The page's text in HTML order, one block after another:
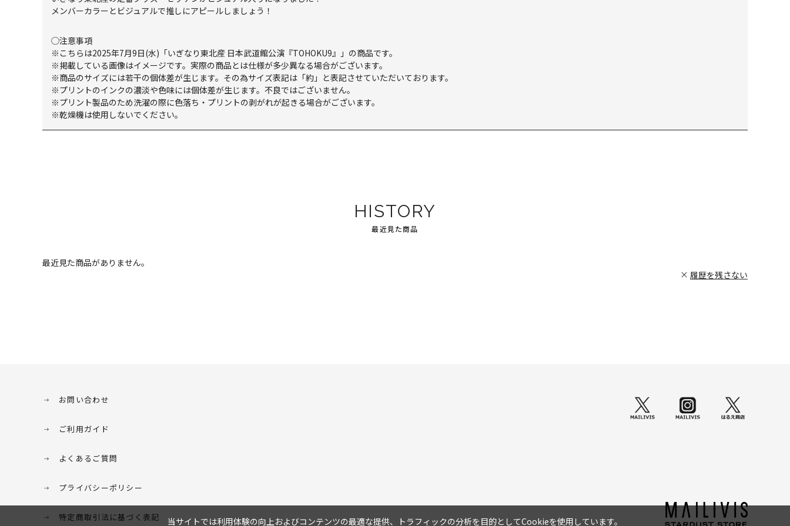
メンバーカラーとビジュアルで推しにアピールしましょう！
◯注意事項
※こちらは2025年7月9日(水)「いぎなり東北産 日本武道館公演『TOHOKU9』」の商品です。
※掲載している画像はイメージです。実際の商品とは仕様が多少異なる場合がございます。
※商品のサイズには若干の個体差が生じます。その為サイズ表記は「約」と表記させていただいております。
※プリントのインクの濃淡や色味には個体差が生じます。不良ではございません。
※プリント製品のため洗濯の際に色落ち・プリントの剥がれが起きる場合がございます。
※乾燥機は使用しないでください。
HISTORY
最近見た商品
最近見た商品がありません。
履歴を残さない
お問い合わせ
ご利用ガイド
よくあるご質問
プライバシーポリシー
特定商取引法に基づく表記 当サイトでは利用体験の向上およびコンテンツの最適な提供、トラフィックの分析を目的としてCookieを使用しています。